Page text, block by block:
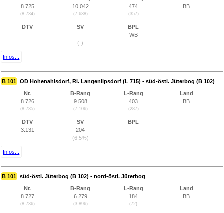
8.725
(8.734)
10.042
(7.638)
474
(357)
BB
DTV
-
SV
-
(-)
BPL
WB
Infos...
B 101 OD Hohenahlsdorf, Ri. Langenlipsdorf (L 715) - süd-östl. Jüterbog (B 102)
Nr.
8.726
(8.735)
B-Rang
9.508
(7.106)
L-Rang
403
(287)
Land
BB
DTV
3.131
SV
204
(6,5%)
BPL
Infos...
B 101 süd-östl. Jüterbog (B 102) - nord-östl. Jüterbog
Nr.
8.727
(8.736)
B-Rang
6.279
(3.896)
L-Rang
184
(72)
Land
BB